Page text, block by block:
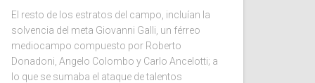
El resto de los estratos del campo, incluían la
solvencia del meta Giovanni Galli, un férreo
mediocampo compuesto por Roberto
Donadoni, Angelo Colombo y Carlo Ancelotti; a
lo que se sumaba el ataque de talentos